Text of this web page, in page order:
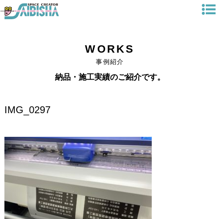
WORKS
事例紹介
納品・施工実績のご紹介です。
IMG_0297